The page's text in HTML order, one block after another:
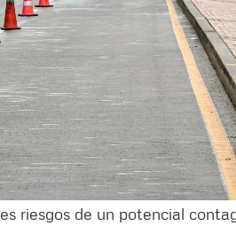
riesgos de un potencial